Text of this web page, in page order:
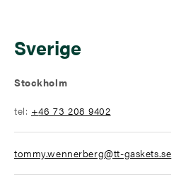
Sverige
Stockholm
tel: +46 73 208 9402
tommy.wennerberg@tt-gaskets.se